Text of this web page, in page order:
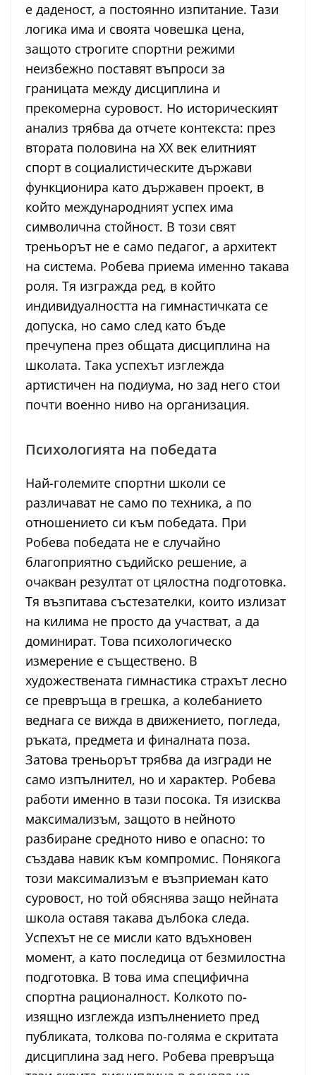
е даденост, а постоянно изпитание. Тази
логика има и своята човешка цена,
защото строгите спортни режими
неизбежно поставят въпроси за
границата между дисциплина и
прекомерна суровост. Но историческият
анализ трябва да отчете контекста: през
втората половина на ХХ век елитният
спорт в социалистическите държави
функционира като държавен проект, в
който международният успех има
символична стойност. В този свят
треньорът не е само педагог, а архитект
на система. Робева приема именно такава
роля. Тя изгражда ред, в който
индивидуалността на гимнастичката се
допуска, но само след като бъде
пречупена през общата дисциплина на
школата. Така успехът изглежда
артистичен на подиума, но зад него стои
почти военно ниво на организация.
Психологията на победата
Най-големите спортни школи се
различават не само по техника, а по
отношението си към победата. При
Робева победата не е случайно
благоприятно съдийско решение, а
очакван резултат от цялостна подготовка.
Тя възпитава състезателки, които излизат
на килима не просто да участват, а да
доминират. Това психологическо
измерение е съществено. В
художествената гимнастика страхът лесно
се превръща в грешка, а колебанието
веднага се вижда в движението, погледа,
ръката, предмета и финалната поза.
Затова треньорът трябва да изгради не
само изпълнител, но и характер. Робева
работи именно в тази посока. Тя изисква
максимализъм, защото в нейното
разбиране средното ниво е опасно: то
създава навик към компромис. Понякога
този максимализъм е възприеман като
суровост, но той обяснява защо нейната
школа оставя такава дълбока следа.
Успехът не се мисли като вдъхновен
момент, а като последица от безмилостна
подготовка. В това има специфична
спортна рационалност. Колкото по-
изящно изглежда изпълнението пред
публиката, толкова по-голяма е скритата
дисциплина зад него. Робева превръща